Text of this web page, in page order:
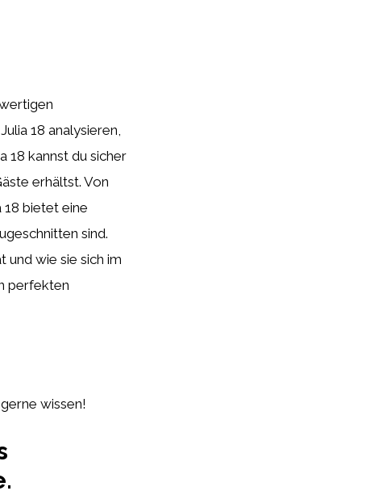
18 analysieren,
18 kannst du sicher
erhältst. Von
18 bietet eine
sind.
und wie sie sich im
perfekten
wissen!